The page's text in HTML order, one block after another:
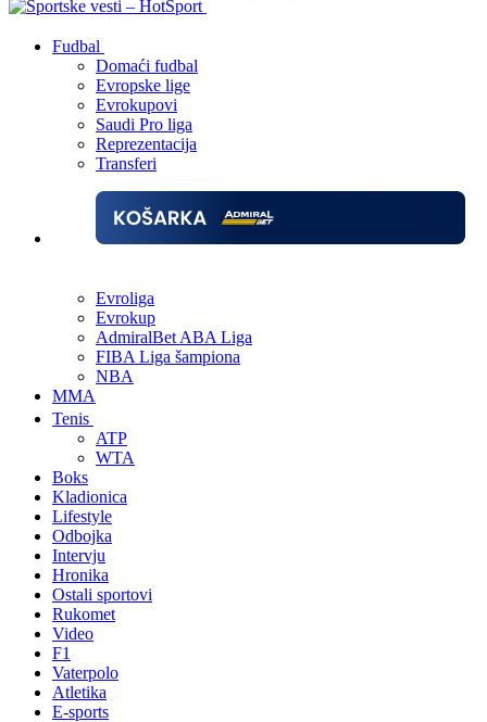
Fudbal
Domaći fudbal
Evropske lige
Evrokupovi
Saudi Pro liga
Reprezentacija
Transferi
Evroliga
Evrokup
AdmiralBet ABA Liga
FIBA Liga šampiona
NBA
MMA
Tenis
ATP
WTA
Boks
Kladionica
Lifestyle
Odbojka
Intervju
Hronika
Ostali sportovi
Rukomet
Video
F1
Vaterpolo
Atletika
E-sports